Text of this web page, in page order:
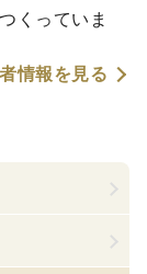
くっていま
情報を見る